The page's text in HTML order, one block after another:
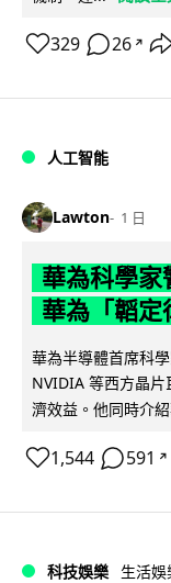
329 26 ↗
人工智能
Lawton 1 日
華為科學家
華為「韜定
華為半導體首席科
NVIDIA 等西方晶
濟效益。他同時介
1,544 591 ↗
科技娛樂 生活娛